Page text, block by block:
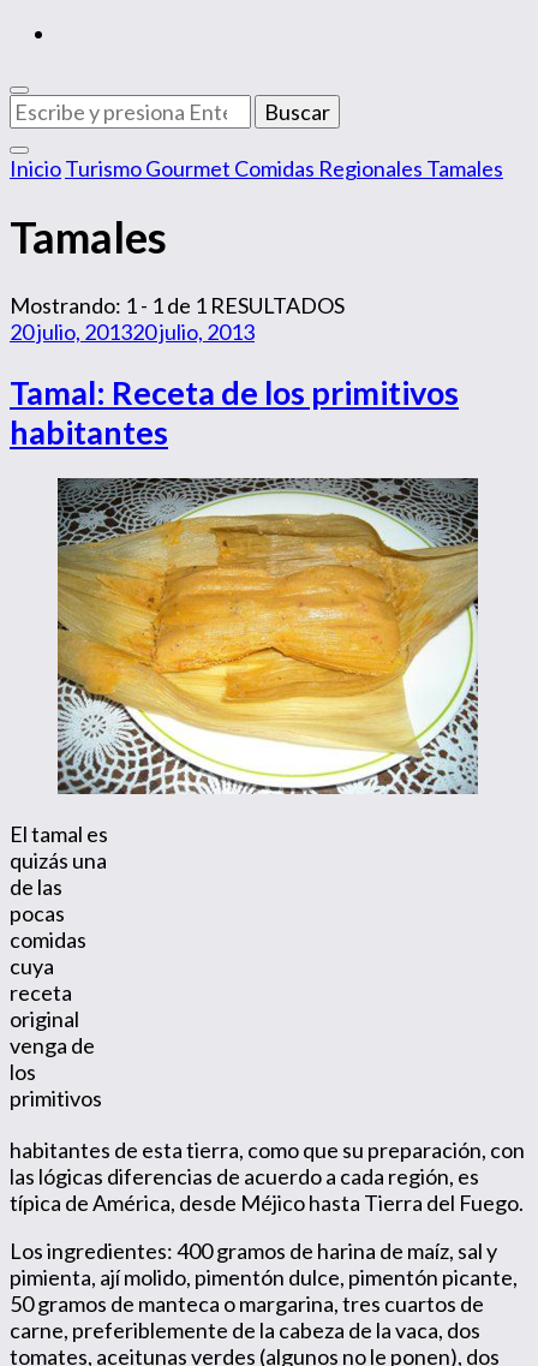
¿Buscas
algo?
InicioTurismo Gourmet Comidas Regionales Tamales
Tamales
Mostrando: 1 - 1 de 1 RESULTADOS
20 julio, 201320 julio, 2013
Tamal: Receta de los primitivos
habitantes
El tamal es
quizás una
de las
pocas
comidas
cuya
receta
original
venga de
los
primitivos
habitantes de esta tierra, como que su preparación, con
las lógicas diferencias de acuerdo a cada región, es
típica de América, desde Méjico hasta Tierra del Fuego.
Los ingredientes: 400 gramos de harina de maíz, sal y
pimienta, ají molido, pimentón dulce, pimentón picante,
50 gramos de manteca o margarina, tres cuartos de
carne, preferiblemente de la cabeza de la vaca, dos
tomates, aceitunas verdes (algunos no le ponen), dos